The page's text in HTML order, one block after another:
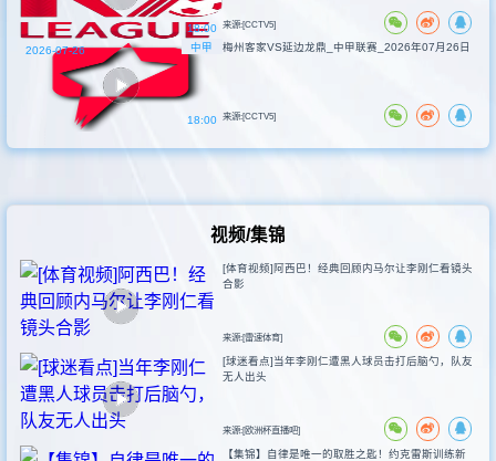
18:00 来源:[CCTV5]
中甲
18:00
2026-07-26 梅州客家VS延边龙鼎_中甲联赛_2026年07月26日
来源:[CCTV5]
视频/集锦
[体育视频]阿西巴！经典回顾内马尔让李刚仁看镜头
合影
来源:[雷速体育]
[球迷看点]当年李刚仁遭黑人球员击打后脑勺，队友
无人出头
来源:[欧洲杯直播吧]
【集锦】自律是唯一的取胜之匙！约克雷斯训练新